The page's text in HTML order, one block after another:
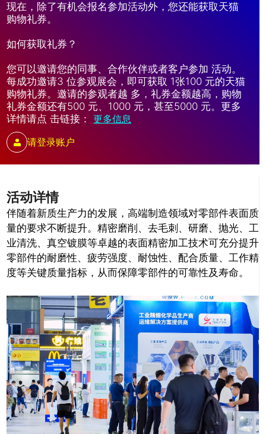
活动详情
伴随着新质生产力的发展，高端制造领域对零部件表面质
量的要求不断提升。 精密磨削、去毛刺、研磨、抛光、工
业清洗、真空镀膜等卓越的表面精密加工技术可充分提升
零部件的耐磨性、疲劳强度、耐蚀性、配合质量、工作精
度等关键质量指标，从而保障零部件的可靠性及寿命。
现在，除了有机会报名参加活动外，您还能获取天猫
购物礼券。
如何获取礼券？
您可以邀请您的同事、合作伙伴或者客户参加 活动。
每成功邀请3 位参观展会，即可获取 1张100 元的天猫
购物礼券。邀请的参观者越 多，礼券金额越高，购物
礼券金额还有500 元、1000 元，甚至5000 元。更多
详情请点 击链接： 更多信息
请登录账户